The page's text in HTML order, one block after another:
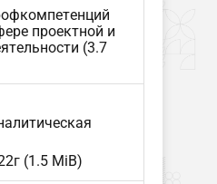
проектной и
(3.7
(1.5 MiB)